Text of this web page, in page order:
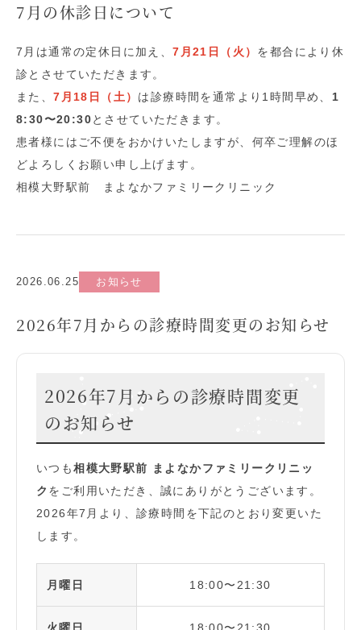
7月の休診日について
7月は通常の定休日に加え、7月21日（火） を都合により休
診とさせていただきます。
また、7月18日（土） は診療時間を通常より1時間早め、 1
8:30〜20:30とさせていただきます。
患者様にはご不便をおかけいたしますが、何卒ご理解のほ
どよろしくお願い申し上げます。
相模大野駅前 まよなかファミリークリニック
2026.06.25 お知らせ
2026年7月からの診療時間変更のお知らせ
2026年7月からの診療時間変更
のお知らせ
いつも相模大野駅前 まよなかファミリークリニッ
ク をご利用いただき、誠にありがとうございます。
2026年7月より、診療時間を下記のとおり変更いた
します。
月曜日 18:00〜21:30